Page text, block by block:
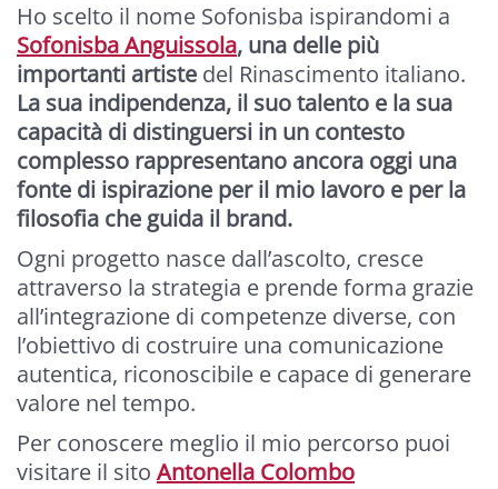
Ho scelto il nome Sofonisba ispirandomi a
Sofonisba Anguissola, una delle più
importanti artiste del Rinascimento italiano.
La sua indipendenza, il suo talento e la sua
capacità di distinguersi in un contesto
complesso rappresentano ancora oggi una
fonte di ispirazione per il mio lavoro e per la
filosofia che guida il brand.
Ogni progetto nasce dall’ascolto, cresce
attraverso la strategia e prende forma grazie
all’integrazione di competenze diverse, con
l’obiettivo di costruire una comunicazione
autentica, riconoscibile e capace di generare
valore nel tempo.
Per conoscere meglio il mio percorso puoi
visitare il sito Antonella Colombo